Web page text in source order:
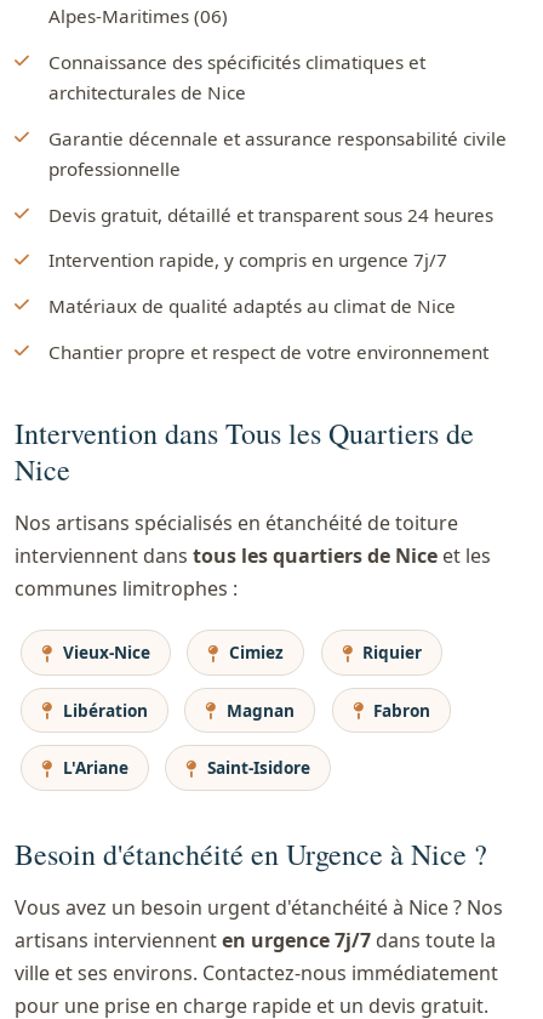
Alpes-Maritimes (06)
Connaissance des spécificités climatiques et
architecturales de Nice
Garantie décennale et assurance responsabilité civile
professionnelle
Devis gratuit, détaillé et transparent sous 24 heures
Intervention rapide, y compris en urgence 7j/7
Matériaux de qualité adaptés au climat de Nice
Chantier propre et respect de votre environnement
Intervention dans Tous les Quartiers de
Nice
Nos artisans spécialisés en étanchéité de toiture
interviennent dans tous les quartiers de Nice et les
communes limitrophes :
Vieux-Nice Cimiez Riquier
Libération Magnan Fabron
L'Ariane Saint-Isidore
Besoin d'étanchéité en Urgence à Nice ?
Vous avez un besoin urgent d'étanchéité à Nice ? Nos
artisans interviennenten urgence 7j/7 dans toute la
ville et ses environs. Contactez-nous immédiatement
pour une prise en charge rapide et un devis gratuit.